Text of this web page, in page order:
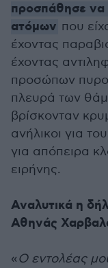
προσπάθησε να
ατόμων που
έχοντας
έχοντας
προσώπων
πλευρά των
βρίσκονταν
ανήλικοι για
για απόπειρα
ειρήνης.
Αναλυτικά η
Αθηνάς
«Ο εντολέας